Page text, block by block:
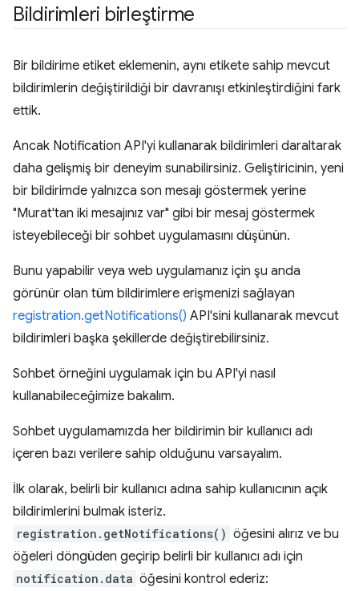
Bildirimleri birleştirme
Bir bildirime etiket eklemenin, aynı etikete sahip mevcut
bildirimlerin değiştirildiği bir davranışı etkinleştirdiğini fark
ettik.
Ancak Notification API'yi kullanarak bildirimleri daraltarak
daha gelişmiş bir deneyim sunabilirsiniz. Geliştiricinin, yeni
bir bildirimde yalnızca son mesajı göstermek yerine
"Murat'tan iki mesajınız var" gibi bir mesaj göstermek
isteyebileceği bir sohbet uygulamasını düşünün.
Bunu yapabilir veya web uygulamanız için şu anda
görünür olan tüm bildirimlere erişmenizi sağlayan
registration.getNotifications() API'sini kullanarak mevcut
bildirimleri başka şekillerde değiştirebilirsiniz.
Sohbet örneğini uygulamak için bu API'yi nasıl
kullanabileceğimize bakalım.
Sohbet uygulamamızda her bildirimin bir kullanıcı adı
içeren bazı verilere sahip olduğunu varsayalım.
İlk olarak, belirli bir kullanıcı adına sahip kullanıcının açık
bildirimlerini bulmak isteriz.
registration.getNotifications() öğesini alırız ve bu
öğeleri döngüden geçirip belirli bir kullanıcı adı için
notification.data öğesini kontrol ederiz: